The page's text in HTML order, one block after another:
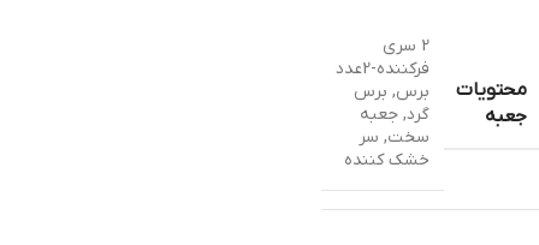
محتویات
جعبه
2 سری
فرکننده-2عدد
برس, برس
گرد, جعبه
سخت, سر
خشک کننده